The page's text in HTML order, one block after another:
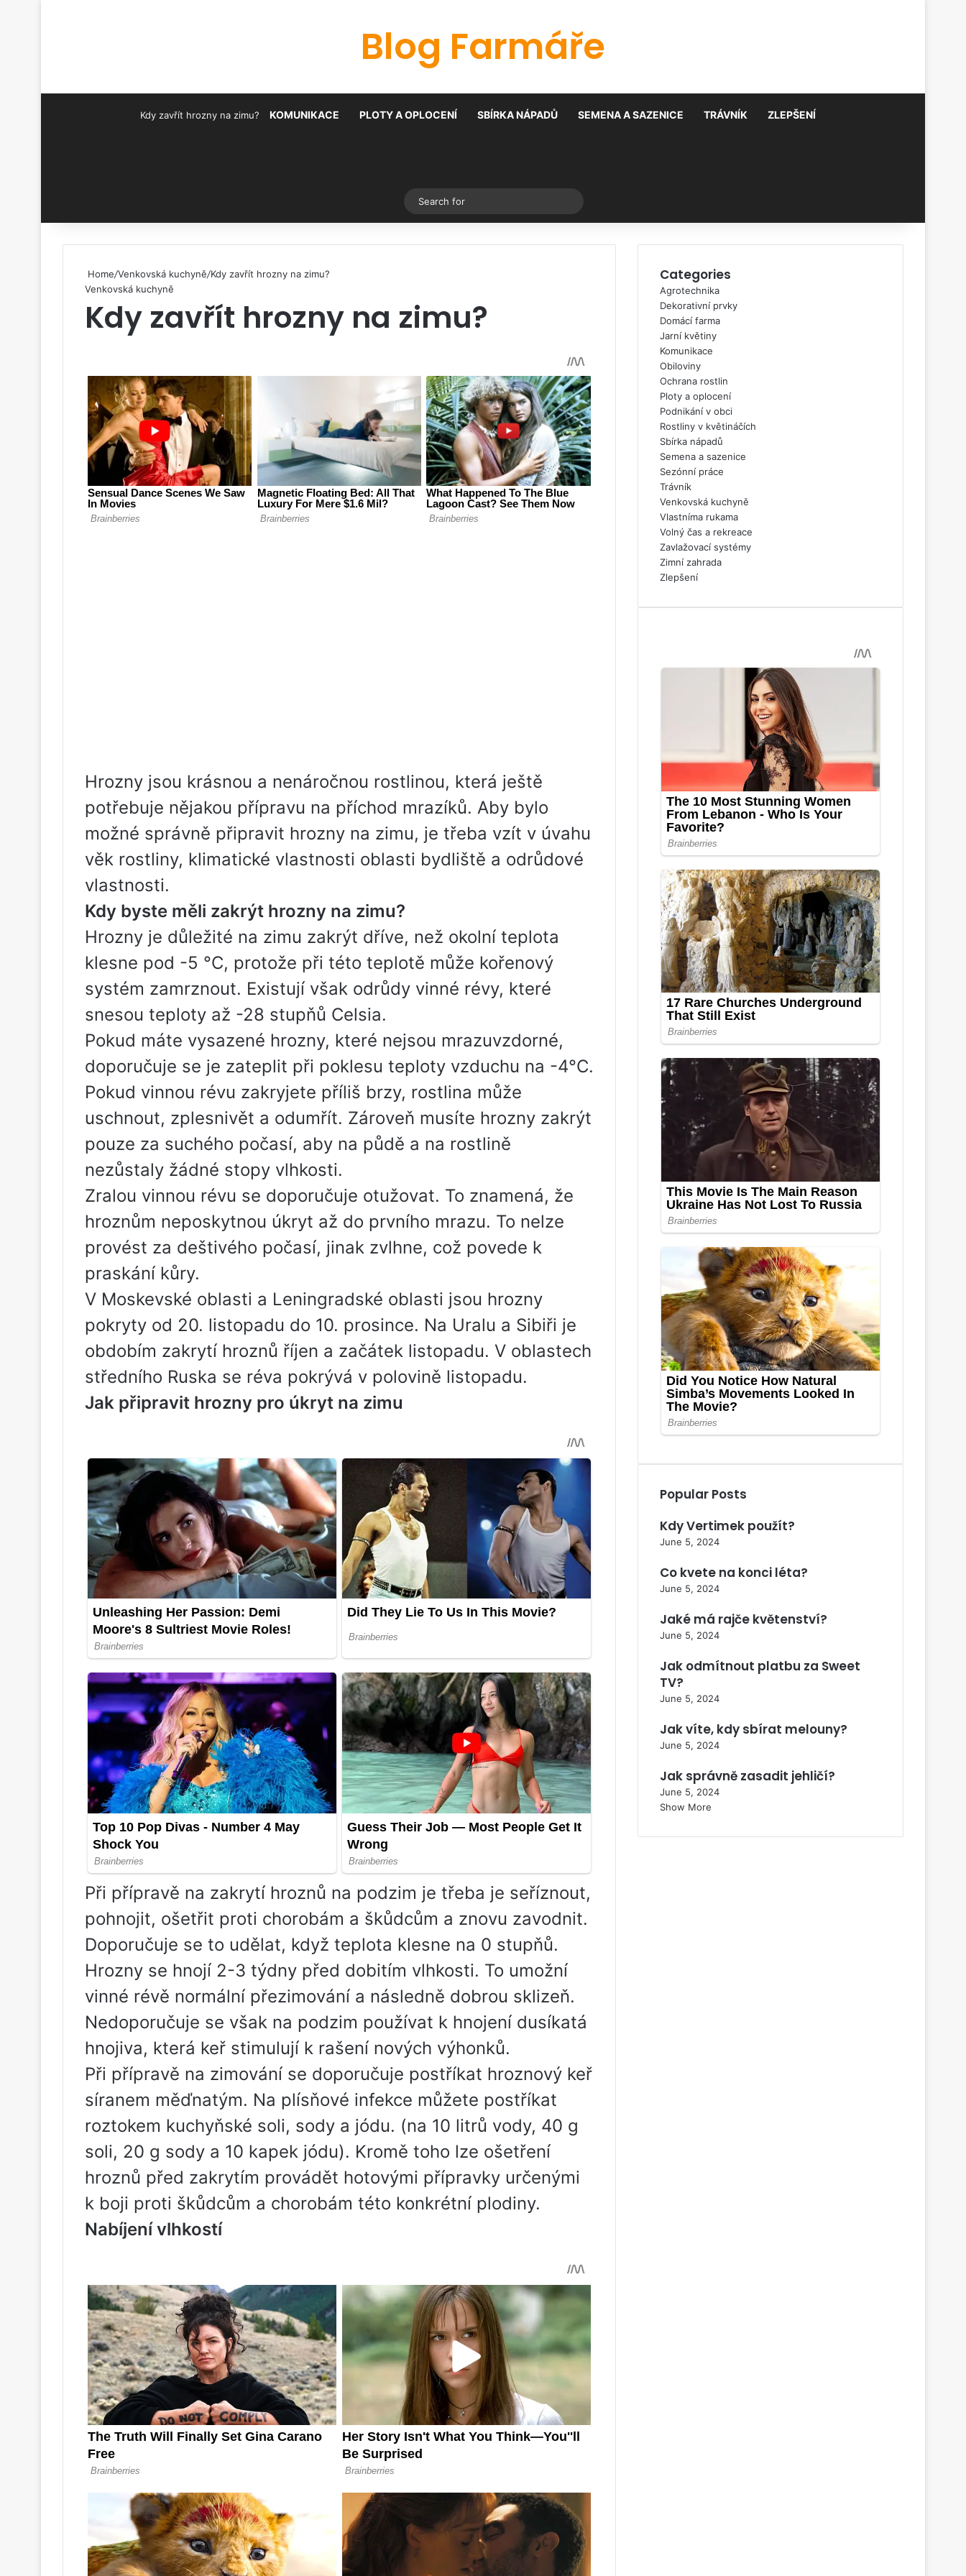
Blog Farmáře
Kdy zavřít hrozny na zimu? KOMUNIKACE PLOTY A OPLOCENÍ SBÍRKA NÁPADŮ SEMENA A SAZENICE TRÁVNÍK ZLEPŠENÍ
Switch skin
for
Home/Venkovská kuchyně/Kdy zavřít hrozny na zimu?
Venkovská kuchyně
Kdy zavřít hrozny na zimu?
Hrozny jsou krásnou a nenáročnou rostlinou, která ještě
potřebuje nějakou přípravu na příchod mrazíků. Aby bylo
možné správně připravit hrozny na zimu, je třeba vzít v úvahu
věk rostliny, klimatické vlastnosti oblasti bydliště a odrůdové
vlastnosti.
Kdy byste měli zakrýt hrozny na zimu?
Hrozny je důležité na zimu zakrýt dříve, než okolní teplota
klesne pod -5 °C, protože při této teplotě může kořenový
systém zamrznout. Existují však odrůdy vinné révy, které
snesou teploty až -28 stupňů Celsia.
Pokud máte vysazené hrozny, které nejsou mrazuvzdorné,
doporučuje se je zateplit při poklesu teploty vzduchu na -4°C.
Pokud vinnou révu zakryjete příliš brzy, rostlina může
uschnout, zplesnivět a odumřít. Zároveň musíte hrozny zakrýt
pouze za suchého počasí, aby na půdě a na rostlině
nezůstaly žádné stopy vlhkosti.
Zralou vinnou révu se doporučuje otužovat. To znamená, že
hroznům neposkytnou úkryt až do prvního mrazu. To nelze
provést za deštivého počasí, jinak zvlhne, což povede k
praskání kůry.
V Moskevské oblasti a Leningradské oblasti jsou hrozny
pokryty od 20. listopadu do 10. prosince. Na Uralu a Sibiři je
obdobím zakrytí hroznů říjen a začátek listopadu. V oblastech
středního Ruska se réva pokrývá v polovině listopadu.
Jak připravit hrozny pro úkryt na zimu
Při přípravě na zakrytí hroznů na podzim je třeba je seříznout,
pohnojit, ošetřit proti chorobám a škůdcům a znovu zavodnit.
Doporučuje se to udělat, když teplota klesne na 0 stupňů.
Hrozny se hnojí 2-3 týdny před dobitím vlhkosti. To umožní
vinné révě normální přezimování a následně dobrou sklizeň.
Nedoporučuje se však na podzim používat k hnojení dusíkatá
hnojiva, která keř stimulují k rašení nových výhonků.
Při přípravě na zimování se doporučuje postříkat hroznový keř
síranem měďnatým. Na plísňové infekce můžete postříkat
roztokem kuchyňské soli, sody a jódu. (na 10 litrů vody, 40 g
soli, 20 g sody a 10 kapek jódu). Kromě toho lze ošetření
hroznů před zakrytím provádět hotovými přípravky určenými
k boji proti škůdcům a chorobám této konkrétní plodiny.
Nabíjení vlhkostí
Categories
Agrotechnika
Dekorativní prvky
Domácí farma
Jarní květiny
Komunikace
Obiloviny
Ochrana rostlin
Ploty a oplocení
Podnikání v obci
Rostliny v květináčích
Sbírka nápadů
Semena a sazenice
Sezónní práce
Trávník
Venkovská kuchyně
Vlastníma rukama
Volný čas a rekreace
Zavlažovací systémy
Zimní zahrada
Zlepšení
Popular Posts
Kdy Vertimek použít?
June 5, 2024
Co kvete na konci léta?
June 5, 2024
Jaké má rajče květenství?
June 5, 2024
Jak odmítnout platbu za Sweet
TV?
June 5, 2024
Jak víte, kdy sbírat melouny?
June 5, 2024
Jak správně zasadit jehličí?
June 5, 2024
Show More